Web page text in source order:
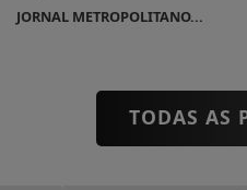
JORNAL METROPOLITANO...
TODAS AS